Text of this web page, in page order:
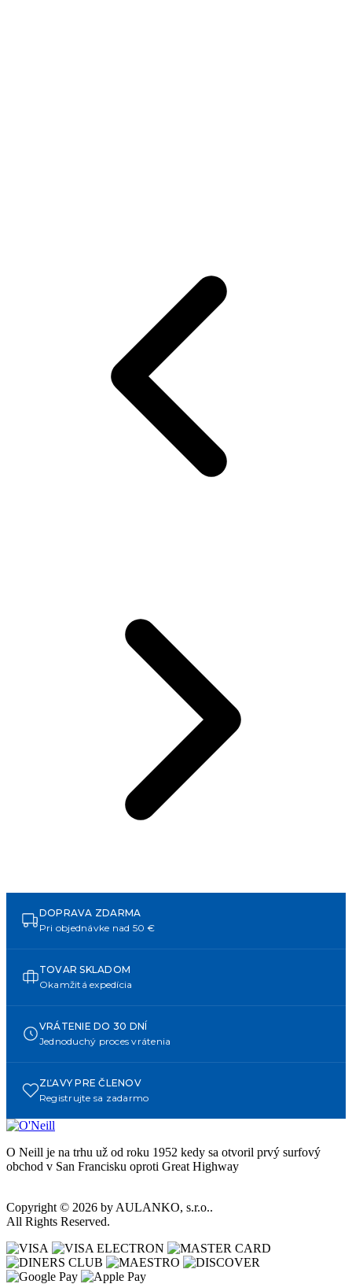
DOPRAVA ZDARMA
Pri objednávke nad 50 €
TOVAR SKLADOM
Okamžitá expedícia
VRÁTENIE DO 30 DNÍ
Jednoduchý proces vrátenia
ZĽAVY PRE ČLENOV
Registrujte sa zadarmo
O Neill je na trhu už od roku 1952 kedy sa otvoril prvý surfový
obchod v San Francisku oproti Great Highway
Copyright © 2026 by AULANKO, s.r.o..
All Rights Reserved.